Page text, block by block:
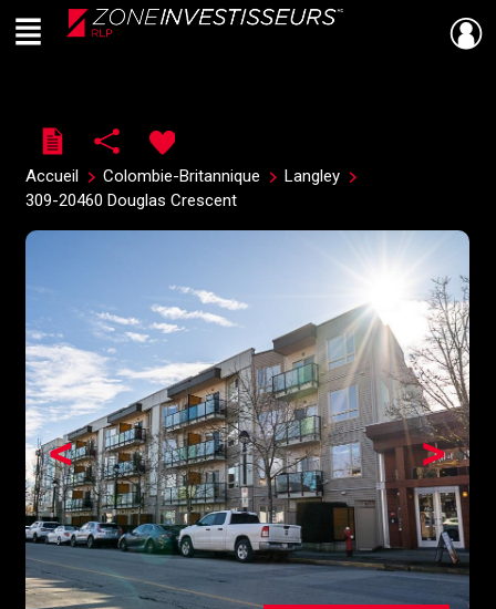
Live
En Direct
Menu
Accueil Colombie-Britannique
Langley
309-20460 Douglas Crescent
>
<